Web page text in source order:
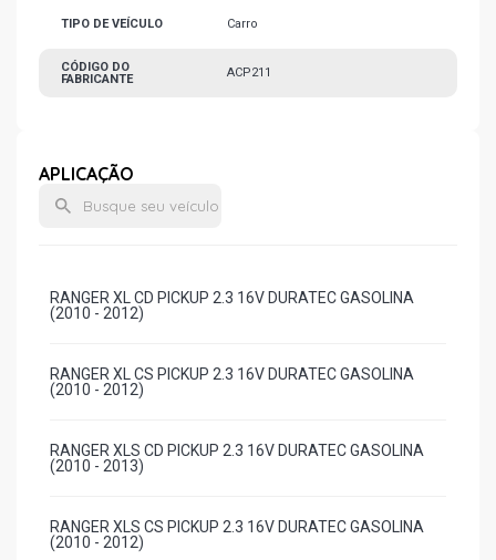
TIPO DE VEÍCULO Carro
CÓDIGO DO
FABRICANTE
ACP211
APLICAÇÃO
RANGER XL CD PICKUP 2.3 16V DURATEC GASOLINA
(2010 - 2012)
RANGER XL CS PICKUP 2.3 16V DURATEC GASOLINA
(2010 - 2012)
RANGER XLS CD PICKUP 2.3 16V DURATEC GASOLINA
(2010 - 2013)
RANGER XLS CS PICKUP 2.3 16V DURATEC GASOLINA
(2010 - 2012)